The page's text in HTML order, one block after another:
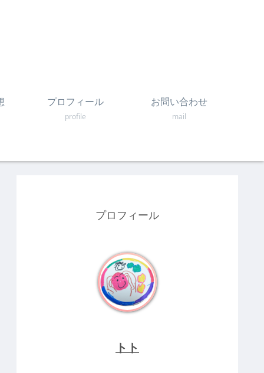
プロフィール
profile
お問い合わせ
mail
プロフィール
トト